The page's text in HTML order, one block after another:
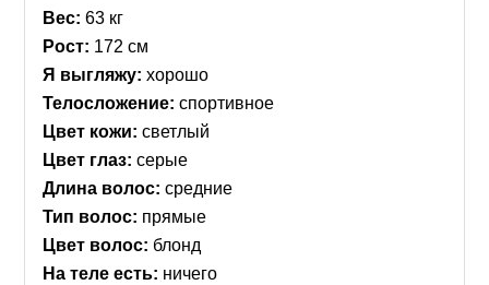
Вес: 63 кг
Рост: 172 см
Я выгляжу: хорошо
Телосложение: спортивное
Цвет кожи: светлый
Цвет глаз: серые
Длина волос: средние
Тип волос: прямые
Цвет волос: блонд
На теле есть: ничего